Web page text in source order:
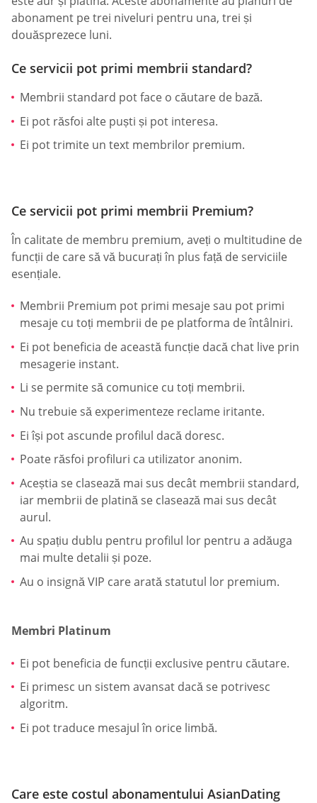
abonament pe trei niveluri pentru una, trei și
douăsprezece luni.
Ce servicii pot primi membrii standard?
Membrii standard pot face o căutare de bază.
Ei pot răsfoi alte puști și pot interesa.
Ei pot trimite un text membrilor premium.
Ce servicii pot primi membrii Premium?
În calitate de membru premium, aveți o multitudine de
funcții de care să vă bucurați în plus față de serviciile
esențiale.
Membrii Premium pot primi mesaje sau pot primi
mesaje cu toți membrii de pe platforma de întâlniri.
Ei pot beneficia de această funcție dacă chat live prin
mesagerie instant.
Li se permite să comunice cu toți membrii.
Nu trebuie să experimenteze reclame iritante.
Ei își pot ascunde profilul dacă doresc.
Poate răsfoi profiluri ca utilizator anonim.
Aceștia se clasează mai sus decât membrii standard,
iar membrii de platină se clasează mai sus decât
aurul.
Au spațiu dublu pentru profilul lor pentru a adăuga
mai multe detalii și poze.
Au o insignă VIP care arată statutul lor premium.
Membri Platinum
Ei pot beneficia de funcții exclusive pentru căutare.
Ei primesc un sistem avansat dacă se potrivesc
algoritm.
Ei pot traduce mesajul în orice limbă.
Care este costul abonamentului AsianDating